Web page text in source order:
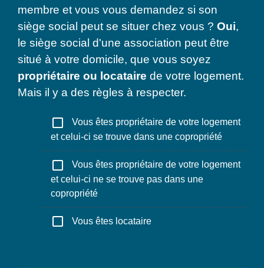
membre et vous vous demandez si son
siège social peut se situer chez vous ? Oui,
le siège social d'une association peut être
situé à votre domicile, que vous soyez
propriétaire ou locataire de votre logement.
Mais il y a des règles à respecter.
check_box_outline_blank
Vous êtes propriétaire de votre logement
et celui-ci se trouve dans une copropriété
check_box_outline_blank
Vous êtes propriétaire de votre logement
et celui-ci ne se trouve pas dans une
copropriété
check_box_outline_blank Vous êtes locataire